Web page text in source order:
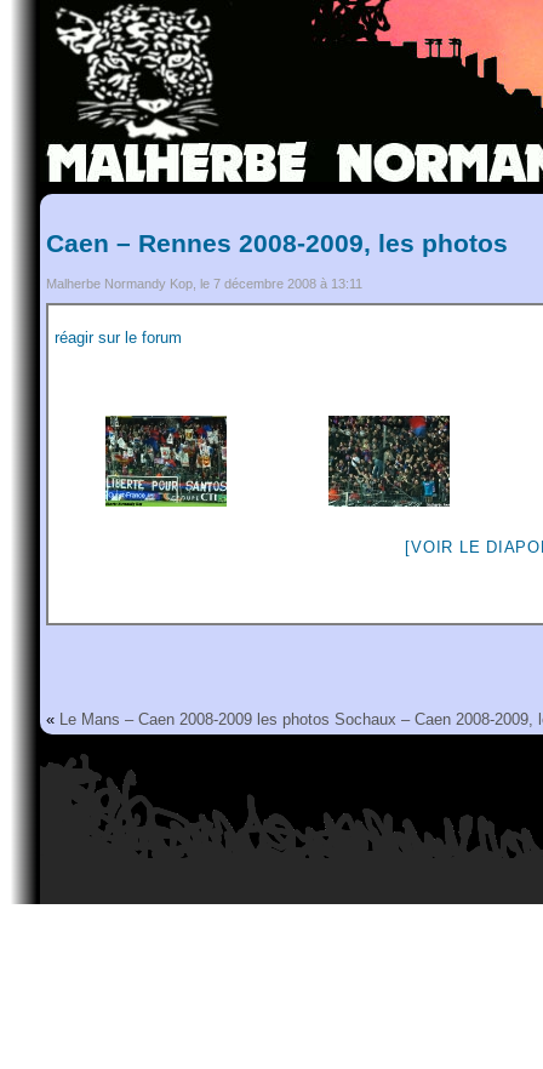
Caen – Rennes 2008-2009, les photos
Malherbe Normandy Kop, le 7 décembre 2008 à 13:11
réagir sur le forum
[VOIR LE
« Le Mans – Caen 2008-2009 les photos Sochaux – Caen 2008-2009,